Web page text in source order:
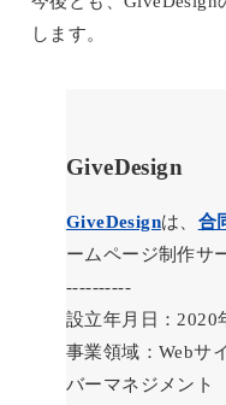
します。
GiveDesign
GiveDesignは、 合
ームページ制作サ
----------
設立年月日：2020
事業領域：Webサ
バーマネジメント